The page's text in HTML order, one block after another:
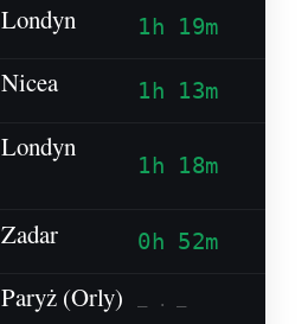
Londyn 1h 19m
Nicea 1h 13m
Londyn
1h 18m
Zadar 0h 52m
Paryż (Orly) — · —